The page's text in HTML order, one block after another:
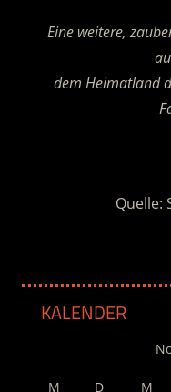
Eine weitere,
dem Heimatland
Quelle:
KALENDER
M D M